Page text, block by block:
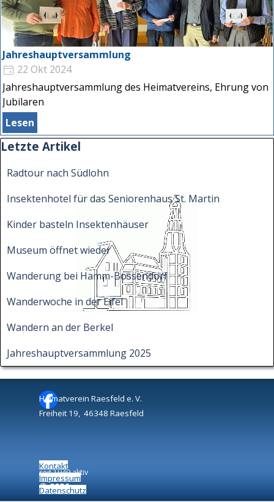
Jahreshauptversammlung
22 Okt 2024
Jahreshauptversammlung des Heimatvereins, Ehrung von
Jubilaren
Lesen
Block überspringen Letzte Artikel
Letzte Artikel
Radtour nach Südlohn
Insektenhotel für das Seniorenhaus St. Martin
Kinder basteln Insektenhäuser
Museum öffnet wieder
Wanderung bei Hamm-Bossendorf
Wanderwoche in der Eifel
Wandern an der Berkel
Jahreshauptversammlung 2025
Heimatverein Raesfeld e. V.
Freiheit 19, 46348 Raesfeld
seit 1949 aktiv
© 2026
Kontakt
Impressum
Datenschutz